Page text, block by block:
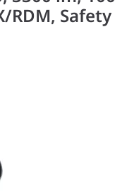
RDM, Safety